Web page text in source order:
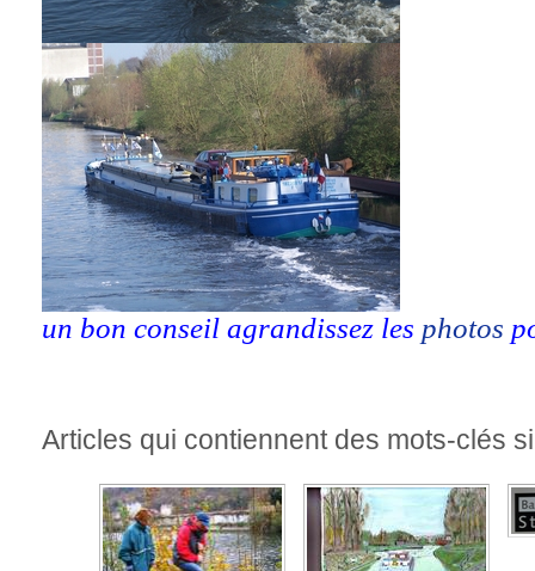
un bon conseil agrandissez les photos
Articles qui contiennent des mots-clés